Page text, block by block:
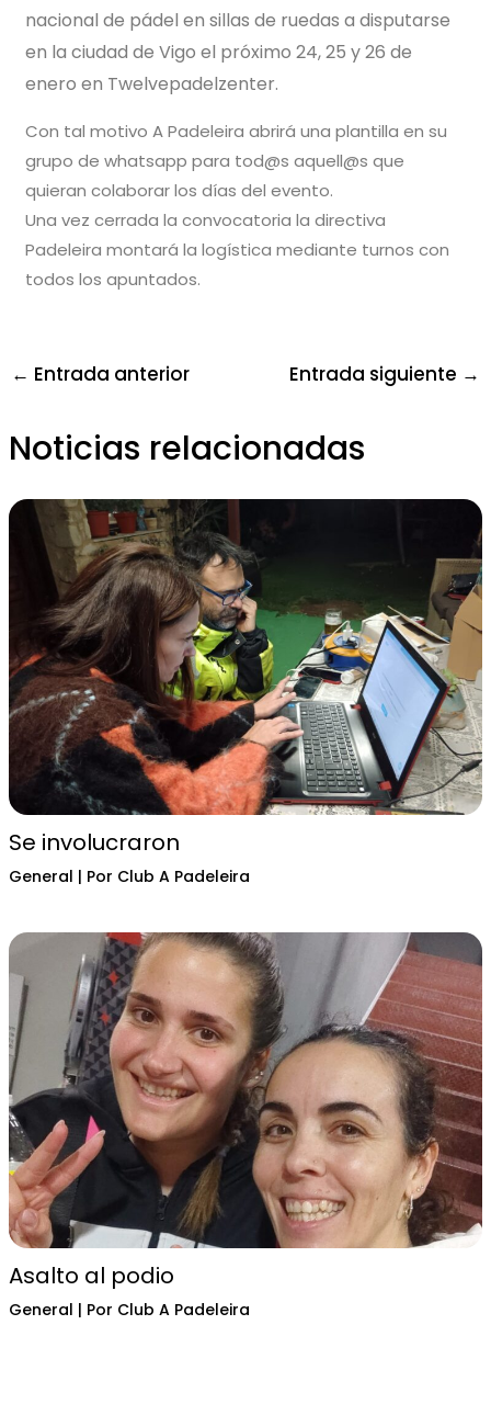
nacional de pádel en sillas de ruedas a disputarse
en la ciudad de Vigo el próximo 24, 25 y 26 de
enero en Twelvepadelzenter.
Con tal motivo A Padeleira abrirá una plantilla en su
grupo de whatsapp para tod@s aquell@s que
quieran colaborar los días del evento.
Una vez cerrada la convocatoria la directiva
Padeleira montará la logística mediante turnos con
todos los apuntados.
← Entrada anterior Entrada siguiente →
Noticias relacionadas
Se involucraron
General | Por Club A Padeleira
Asalto al podio
General | Por Club A Padeleira